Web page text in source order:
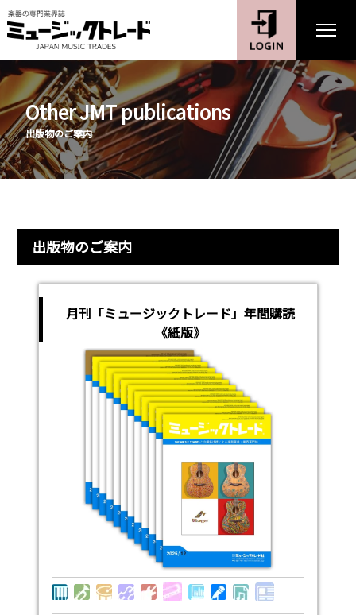
Other JMT publications
出版物のご案内
出版物のご案内
月刊「ミュージックトレード」年間購読
《紙版》